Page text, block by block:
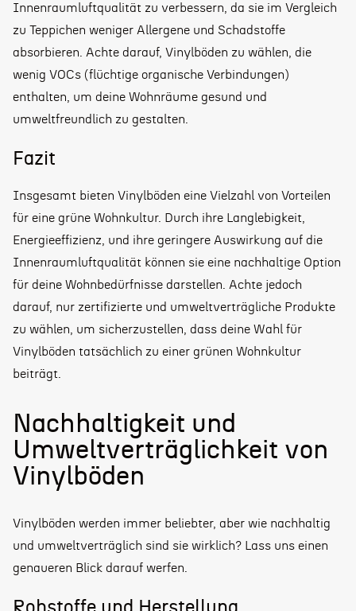
Innenraumluftqualität zu verbessern, da sie im Vergleich
zu Teppichen weniger Allergene und Schadstoffe
absorbieren. Achte darauf, Vinylböden zu wählen, die
wenig VOCs (flüchtige organische Verbindungen)
enthalten, um deine Wohnräume gesund und
umweltfreundlich zu gestalten.
Fazit
Insgesamt bieten Vinylböden eine Vielzahl von Vorteilen
für eine grüne Wohnkultur. Durch ihre Langlebigkeit,
Energieeffizienz, und ihre geringere Auswirkung auf die
Innenraumluftqualität können sie eine nachhaltige Option
für deine Wohnbedürfnisse darstellen. Achte jedoch
darauf, nur zertifizierte und umweltverträgliche Produkte
zu wählen, um sicherzustellen, dass deine Wahl für
Vinylböden tatsächlich zu einer grünen Wohnkultur
beiträgt.
Nachhaltigkeit und
Umweltverträglichkeit von
Vinylböden
Vinylböden werden immer beliebter, aber wie nachhaltig
und umweltverträglich sind sie wirklich? Lass uns einen
genaueren Blick darauf werfen.